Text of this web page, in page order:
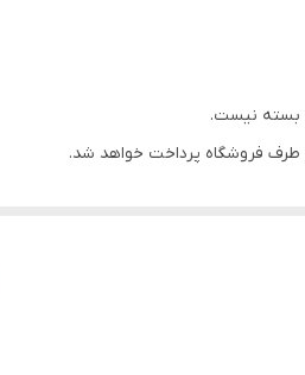
بسته نیست.
فروشگاه پرداخت خواهد شد.